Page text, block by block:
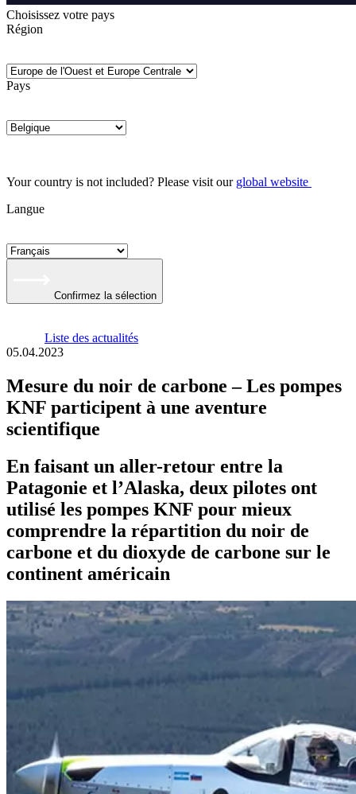
Choisissez votre pays
Région
Pays
Your country is not included? Please visit our global website
Langue
Confirmez la sélection
Liste des actualités
05.04.2023
Mesure du noir de carbone – Les pompes
KNF participent à une aventure
scientifique
En faisant un aller-retour entre la
Patagonie et l’Alaska, deux pilotes ont
utilisé les pompes KNF pour mieux
comprendre la répartition du noir de
carbone et du dioxyde de carbone sur le
continent américain